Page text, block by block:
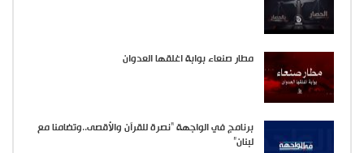
مطار صنعاء بوابة اغلقها العدوان
برنامج في الواجهة “نصرة للقرآن والأقصى..وتضامنا مع
لبنان”